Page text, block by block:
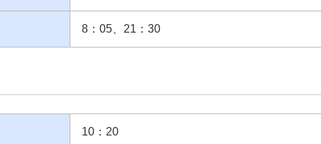
8：05、21：30
10：20